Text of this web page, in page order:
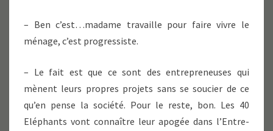
– Ben c’est…madame travaille pour faire vivre le
ménage, c’est progressiste.
– Le fait est que ce sont des entrepreneuses qui
mènent leurs propres projets sans se soucier de ce
qu’en pense la société. Pour le reste, bon. Les 40
Eléphants vont connaître leur apogée dans l’Entre-